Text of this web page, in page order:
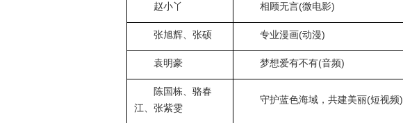
赵小丫 相顾无言(微电影)
张旭辉、张硕 专业漫画(动漫)
袁明豪 梦想爱有不有(音频)
陈国栋、骆春
江、张紫雯
守护蓝色海域，共建美丽(短视频)